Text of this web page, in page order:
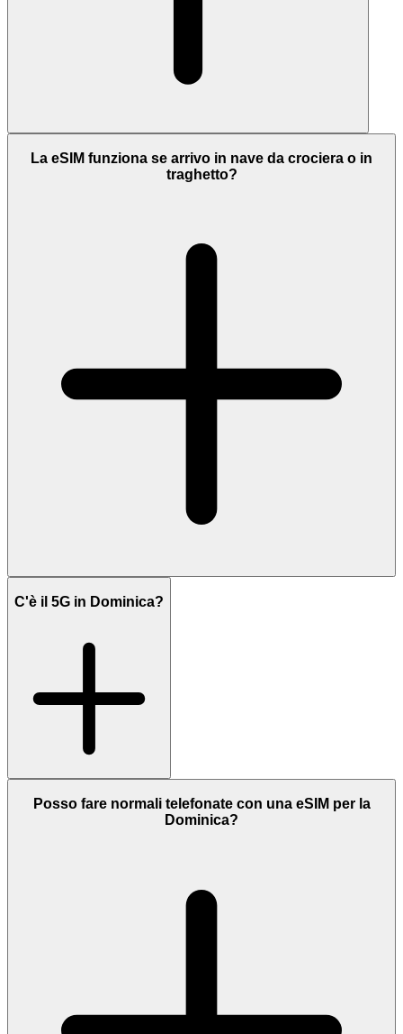
La eSIM funziona se arrivo in nave da crociera o in
traghetto?
C'è il 5G in Dominica?
Posso fare normali telefonate con una eSIM per la
Dominica?